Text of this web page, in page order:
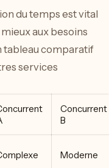
du temps est vital
aux besoins
tableau comparatif
services
Concurrent
B
Moderne